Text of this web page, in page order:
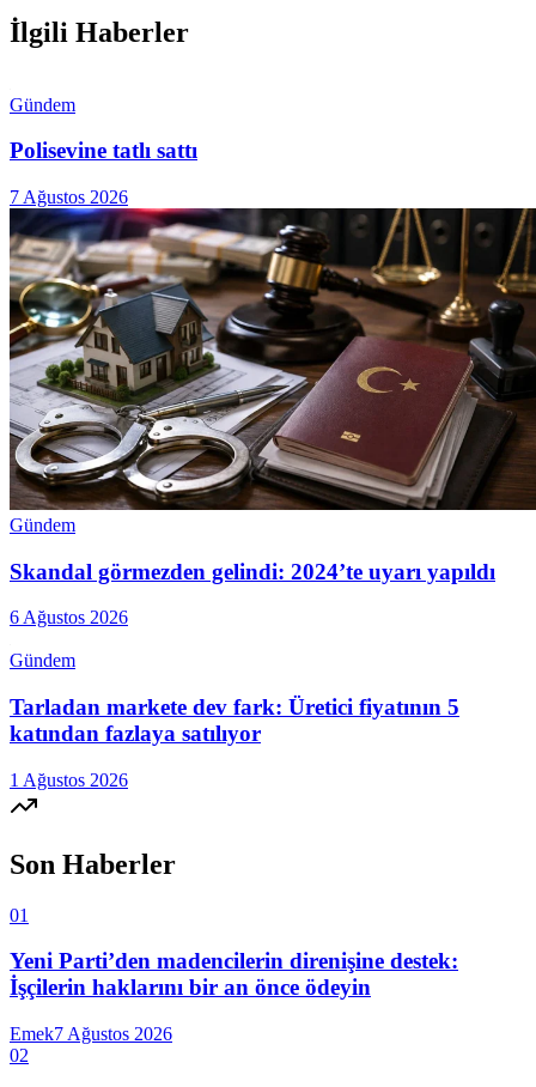
İlgili Haberler
Gündem
Polisevine tatlı sattı
7 Ağustos 2026
Gündem
Skandal görmezden gelindi: 2024’te uyarı yapıldı
6 Ağustos 2026
Gündem
Tarladan markete dev fark: Üretici fiyatının 5
katından fazlaya satılıyor
1 Ağustos 2026
Son Haberler
01
Yeni Parti’den madencilerin direnişine destek:
İşçilerin haklarını bir an önce ödeyin
Emek7 Ağustos 2026
02